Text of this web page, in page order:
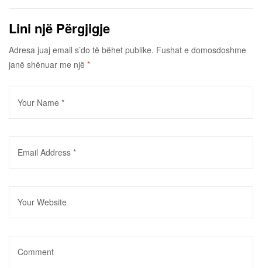
Lini një Përgjigje
Adresa juaj email s’do të bëhet publike. Fushat e domosdoshme
janë shënuar me një *